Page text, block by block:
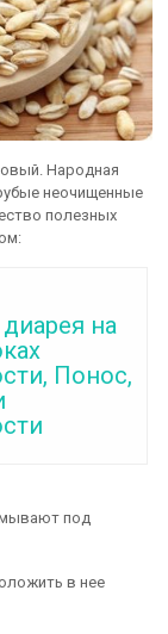
Народная
неочищенные
полезных
на
Понос,
под
в нее